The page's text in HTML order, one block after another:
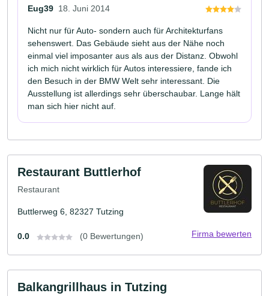
Eug39 18. Juni 2014
Nicht nur für Auto- sondern auch für Architekturfans
sehenswert. Das Gebäude sieht aus der Nähe noch
einmal viel imposanter aus als aus der Distanz. Obwohl
ich mich nicht wirklich für Autos interessiere, fande ich
den Besuch in der BMW Welt sehr interessant. Die
Ausstellung ist allerdings sehr überschaubar. Lange hält
man sich hier nicht auf.
Restaurant Buttlerhof
Restaurant
Buttlerweg 6, 82327 Tutzing
0.0 (0 Bewertungen) Firma bewerten
Balkangrillhaus in Tutzing